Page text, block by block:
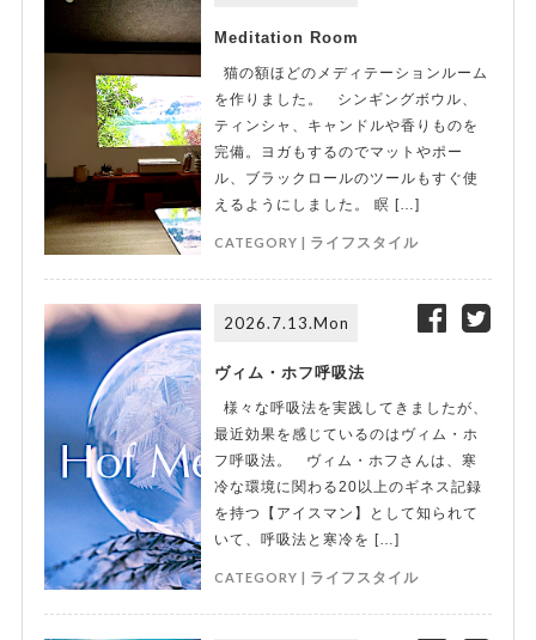
Meditation Room
猫の額ほどのメディテーションルーム
を作りました。 シンギングボウル、
ティンシャ、キャンドルや香りものを
完備。ヨガもするのでマットやポー
ル、ブラックロールのツールもすぐ使
えるようにしました。 瞑 […]
CATEGORY | ライフスタイル
2026.7.13.Mon
ヴィム・ホフ呼吸法
様々な呼吸法を実践してきましたが、
最近効果を感じているのはヴィム・ホ
フ呼吸法。 ヴィム・ホフさんは、寒
冷な環境に関わる20以上のギネス記録
を持つ【アイスマン】として知られて
いて、呼吸法と寒冷を […]
CATEGORY | ライフスタイル